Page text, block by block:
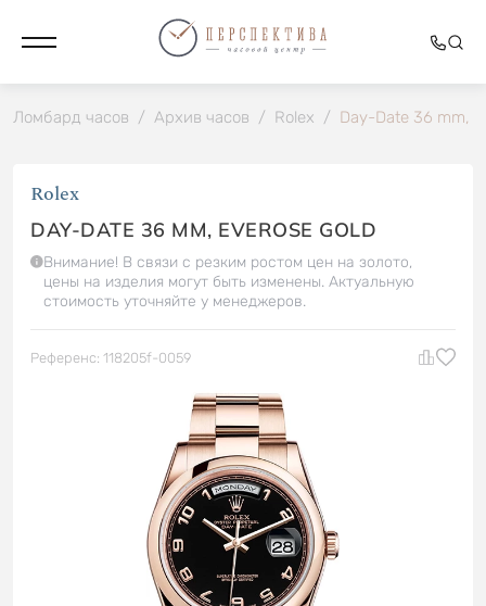
Ломбард часов / Архив часов / Rolex / Day-Date 36 mm,
Rolex
DAY-DATE 36 MM, EVEROSE GOLD
Внимание! В связи с резким ростом цен на золото,
цены на изделия могут быть изменены. Актуальную
стоимость уточняйте у менеджеров.
Референс: 118205f-0059